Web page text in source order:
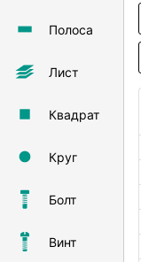
Полоса
Лист
Квадрат
Круг
Болт
Винт